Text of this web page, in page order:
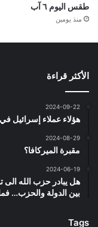
طقس اليوم ٦ آب
منذ يومين
الأكثر قراءة
2024-09-22
هؤلاء عملاء إسرائيل
2024-08-29
مقبرة الميركافا؟
2024-06-19
هل يبادر حزب الله الى
بين الدولة والحزب…
Tags